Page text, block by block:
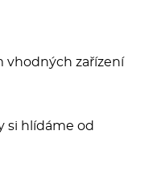
vhodných zařízení
si hlídáme od